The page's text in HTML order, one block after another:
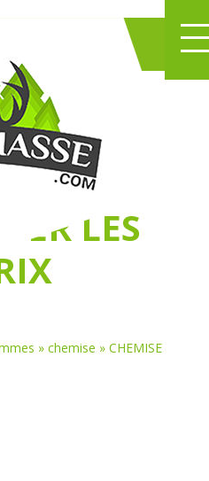
PLUS
LES
» chemise » CHEMISE